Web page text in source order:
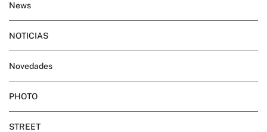
News
NOTICIAS
Novedades
PHOTO
STREET